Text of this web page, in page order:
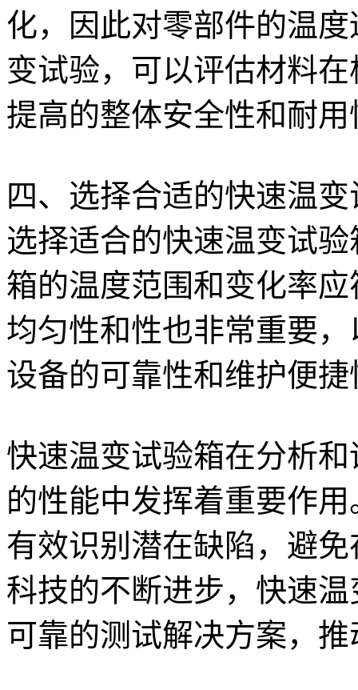
化，因此对零部件的温
变试验，可以评估材料
提高的整体安全性和耐用
四、选择合适的快速温
选择适合的快速温变试
箱的温度范围和变化率
均匀性和性也非常重要
设备的可靠性和维护便
快速温变试验箱在分析
的性能中发挥着重要作
有效识别潜在缺陷，避
科技的不断进步，快速
可靠的测试解决方案，